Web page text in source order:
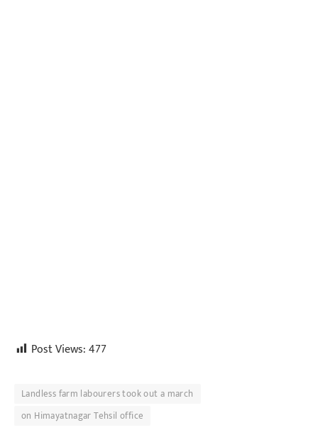
Post Views:477
Landless farm labourers took out a march
on Himayatnagar Tehsil office